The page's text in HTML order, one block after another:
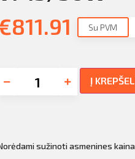
811.91 Su PVM
Į
sužinoti asmenines